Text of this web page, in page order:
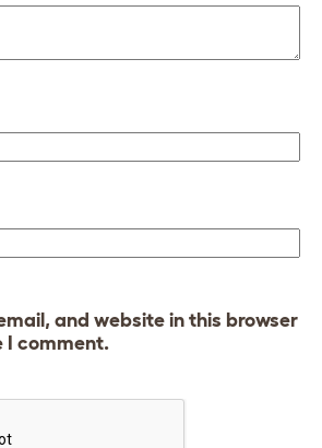
and website in this browser
I comment.